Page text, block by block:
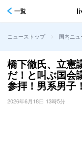
一覧
ニューストップ > 国内ニュ
橋下徹氏、立憲
だ！と叫ぶ国
参拝！男系男子
2026年6月18日 13時5分